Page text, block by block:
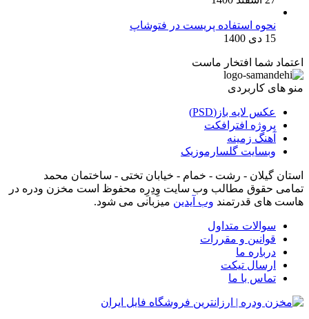
نحوه استفاده پریست در فتوشاپ
15 دی 1400
اعتماد شما افتخار ماست
منو های کاربردی
عکس لایه باز(PSD)
پروژه افترافکت
آهنگ زمینه
وبسایت گلسارموزیک
استان گیلان - رشت - خمام - خیابان تختی - ساختمان محمد
تمامی حقوق مطالب وب سایت وِدِرِه محفوظ است مخزن ودره در
هاست های قدرتمند وب آیدین میزبانی می شود.
سوالات متداول
قوانین و مقررات
درباره ما
ارسال تیکت
تماس با ما